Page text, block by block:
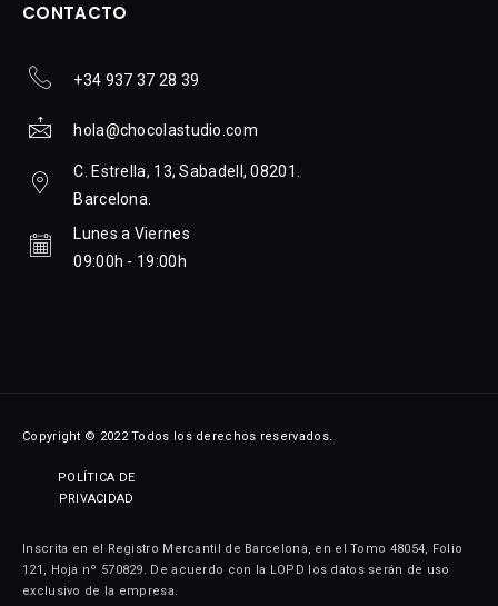
CONTACTO
+34 937 37 28 39
hola@chocolastudio.com
C. Estrella, 13, Sabadell, 08201.
Barcelona.
Lunes a Viernes
09:00h - 19:00h
Copyright © 2022 Todos los derechos reservados.
POLÍTICA DE
PRIVACIDAD
Inscrita en el Registro Mercantil de Barcelona, en el Tomo 48054, Folio
121, Hoja nº 570829. De acuerdo con la LOPD los datos serán de uso
exclusivo de la empresa.